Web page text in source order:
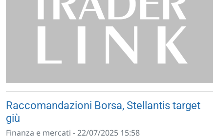
Raccomandazioni Borsa, Stellantis target
giù
Finanza e mercati - 22/07/2025 15:58